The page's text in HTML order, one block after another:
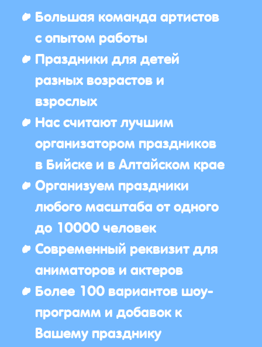
Большая команда артистов
с опытом работы
Праздники для детей
разных возрастов и
взрослых
Нас считают лучшим
организатором праздников
в Бийске и в Алтайском крае
Организуем праздники
любого масштаба от одного
до 10000 человек
Современный реквизит для
аниматоров и актеров
Более 100 вариантов шоу-
программ и добавок к
Вашему празднику